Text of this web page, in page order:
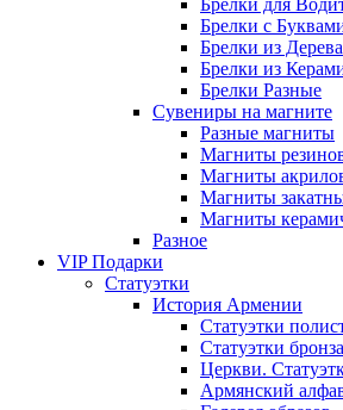
Брелки для
Брелки с
Брелки из Дерева
Брелки из
Брелки Разные
Сувениры на магните
Разные магниты
Магниты
Магниты
Магниты
Магниты
Разное
VIP Подарки
Статуэтки
История Армении
Статуэтки
Статуэтки бронза
Церкви.
Армянский